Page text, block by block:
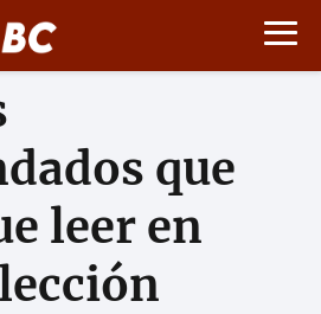
que
leer en